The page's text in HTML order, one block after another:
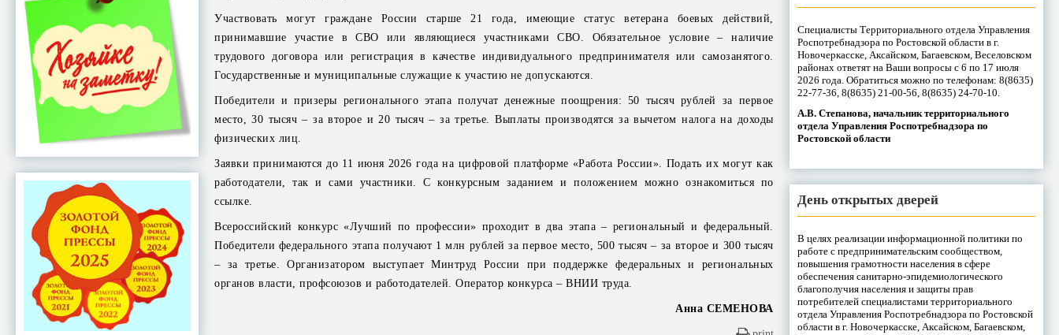
Участвовать могут граждане России старше 21 года, имеющие статус ветерана боевых действий,
принимавшие участие в СВО или являющиеся участниками СВО. Обязательное условие – наличие
трудового договора или регистрация в качестве индивидуального предпринимателя или самозанятого.
Государственные и муниципальные служащие к участию не допускаются.
Победители и призеры регионального этапа получат денежные поощрения: 50 тысяч рублей за первое
место, 30 тысяч – за второе и 20 тысяч – за третье. Выплаты производятся за вычетом налога на доходы
физических лиц.
Заявки принимаются до 11 июня 2026 года на цифровой платформе «Работа России». Подать их могут как
работодатели, так и сами участники. С конкурсным заданием и положением можно ознакомиться по
ссылке.
Всероссийский конкурс «Лучший по профессии» проходит в два этапа – региональный и федеральный.
Победители федерального этапа получают 1 млн рублей за первое место, 500 тысяч – за второе и 300 тысяч
– за третье. Организатором выступает Минтруд России при поддержке федеральных и региональных
органов власти, профсоюзов и работодателей. Оператор конкурса – ВНИИ труда.
Анна СЕМЕНОВА
Специалисты Территориального отдела Управления
Роспотребнадзора по Ростовской области в г.
Новочеркасске, Аксайском, Багаевском, Веселовском
районах ответят на Ваши вопросы с 6 по 17 июля
2026 года. Обратиться можно по телефонам: 8(8635)
22-77-36, 8(8635) 21-00-56, 8(8635) 24-70-10.
А.В. Степанова, начальник территориального
отдела Управления Роспотребнадзора по
Ростовской области
День открытых дверей
В целях реализации информационной политики по
работе с предпринимательским сообществом,
повышения грамотности населения в сфере
обеспечения санитарно-эпидемиологического
благополучия населения и защиты прав
потребителей специалистами территориального
отдела Управления Роспотребнадзора по Ростовской
области в г. Новочеркасске, Аксайском, Багаевском,